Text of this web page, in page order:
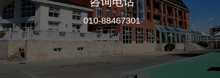
010-88467301